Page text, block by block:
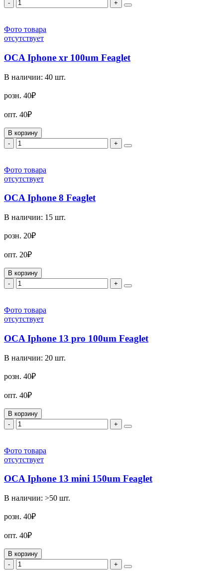
- +
Фото товара
отсутствует
OCA Iphone xr 100um Feaglet
В наличии: 40 шт.
розн. 40₽
опт. 40₽
В корзину
-
+
Фото товара
отсутствует
OCA Iphone 8 Feaglet
В наличии: 15 шт.
розн. 20₽
опт. 20₽
В корзину
-
+
Фото товара
отсутствует
OCA Iphone 13 pro 100um Feaglet
В наличии: 20 шт.
розн. 40₽
опт. 40₽
В корзину
-
+
Фото товара
отсутствует
OCA Iphone 13 mini 150um Feaglet
В наличии: >50 шт.
розн. 40₽
опт. 40₽
В корзину
-
+